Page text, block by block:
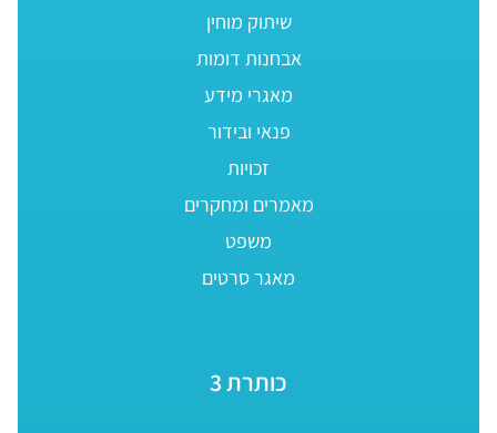
שיתוק מוחין
אבחנות דומות
מאגרי מידע
פנאי ובידור
זכויות
מאמרים ומחקרים
משפט
מאגר סרטים
כותרת 3